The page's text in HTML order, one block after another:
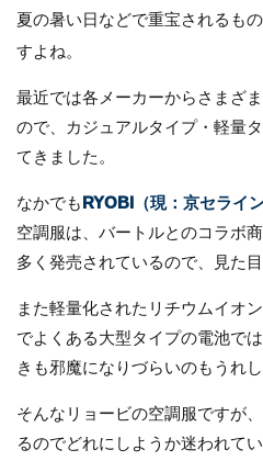
夏の暑い日などで重宝されるも
すよね。
最近では各メーカーからさまざ
ので、カジュアルタイプ・軽量
てきました。
なかでもRYOBI（現：京セライ
空調服は、バートルとのコラボ
多く発売されているので、見た
また軽量化されたリチウムイオ
でよくある大型タイプの電池で
きも邪魔になりづらいのもうれ
そんなリョービの空調服ですが
るのでどれにしようか迷われて